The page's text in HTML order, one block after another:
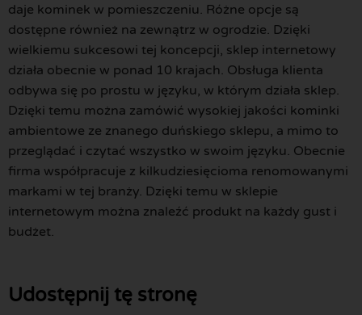
daje kominek w pomieszczeniu. Różne opcje są
dostępne również na zewnątrz w ogrodzie. Dzięki
wielkiemu sukcesowi tej koncepcji, sklep internetowy
działa obecnie w ponad 10 krajach. Obsługa klienta
odbywa się po prostu w języku, w którym działa sklep.
Dzięki temu można zamówić wysokiej jakości kominki
ambientowe ze znanego duńskiego sklepu, a mimo to
przeglądać i czytać wszystko w swoim języku. Obecnie
firma współpracuje z kilkudziesięcioma renomowanymi
markami w tej branży. Dzięki temu w sklepie
internetowym można znaleźć produkt na każdy gust i
budżet.
Udostępnij tę stronę